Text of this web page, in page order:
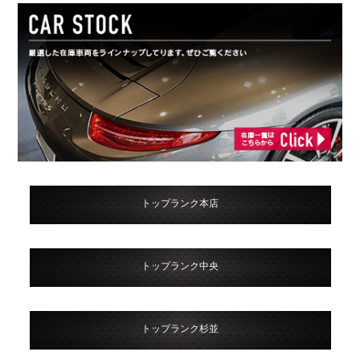
トップランク本店
トップランク中央
トップランク杉並